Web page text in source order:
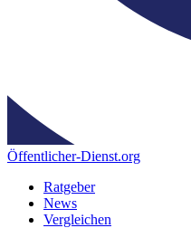
Öffentlicher-Dienst.org
Ratgeber
News
Vergleichen